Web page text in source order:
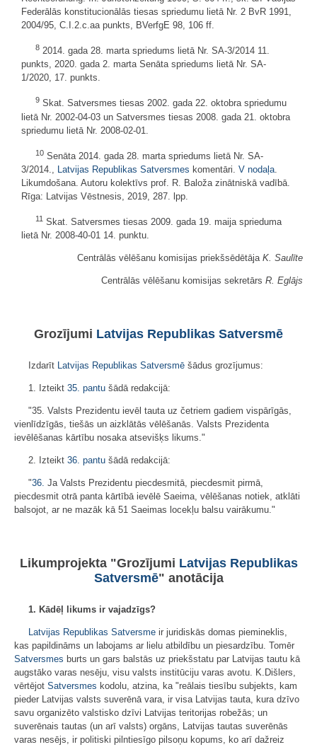
Federālās konstitucionālās tiesas spriedumu lietā Nr. 2 BvR 1991,
2004/95, C.I.2.c.aa punkts, BVerfgE 98, 106 ff.
8 2014. gada 28. marta spriedums lietā Nr. SA-3/2014 11.
punkts, 2020. gada 2. marta Senāta spriedums lietā Nr. SA-
1/2020, 17. punkts.
9 Skat. Satversmes tiesas 2002. gada 22. oktobra spriedumu
lietā Nr. 2002-04-03 un Satversmes tiesas 2008. gada 21. oktobra
spriedumu lietā Nr. 2008-02-01.
10 Senāta 2014. gada 28. marta spriedums lietā Nr. SA-
3/2014.,
Latvijas Republikas Satversmes komentāri. V nodaļa
Likumdošana. Autoru kolektīvs prof. R. Baloža zinātniskā vadībā.
Rīga: Latvijas Vēstnesis, 2019, 287. lpp.
11 Skat. Satversmes tiesas 2009. gada 19. maija sprieduma
lietā Nr. 2008-40-01 14. punktu.
Centrālās vēlēšanu komisijas priekšsēdētāja K. Saulīte
Centrālās vēlēšanu komisijas sekretārs R. Eglājs
Grozījumi Latvijas Republikas Satversmē
Izdarīt Latvijas Republikas Satversmē šādus grozījumus:
1. Izteikt 35. pantu šādā redakcijā:
"35. Valsts Prezidentu ievēl tauta uz četriem gadiem vispārīgās,
vienlīdzīgās, tiešās un aizklātās vēlēšanās. Valsts Prezidenta
ievēlēšanas kārtību nosaka atsevišķs likums."
2. Izteikt 36. pantu šādā redakcijā:
"36. Ja Valsts Prezidentu piecdesmitā, piecdesmit pirmā,
piecdesmit otrā panta kārtībā ievēlē Saeima, vēlēšanas notiek, atklāti
balsojot, ar ne mazāk kā 51 Saeimas locekļu balsu vairākumu."
Likumprojekta "Grozījumi Latvijas Republikas
Satversmē" anotācija
1. Kādēļ likums ir vajadzīgs?
Latvijas Republikas Satversme ir juridiskās domas piemineklis,
kas papildināms un labojams ar lielu atbildību un piesardzību. Tomēr
Satversmes burts un gars balstās uz priekšstatu par Latvijas tautu kā
augstāko varas nesēju, visu valsts institūciju varas avotu. K.Dišlers,
vērtējot Satversmes kodolu, atzina, ka "reālais tiesību subjekts, kam
pieder Latvijas valsts suverēnā vara, ir visa Latvijas tauta, kura dzīvo
savu organizēto valstisko dzīvi Latvijas teritorijas robežās; un
suverēnais tautas (un arī valsts) orgāns, Latvijas tautas suverēnās
varas nesējs, ir politiski pilntiesīgo pilsoņu kopums, ko arī dažreiz